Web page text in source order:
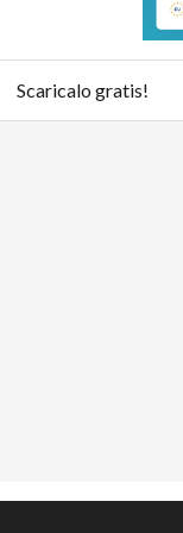
Scaricalo gratis!